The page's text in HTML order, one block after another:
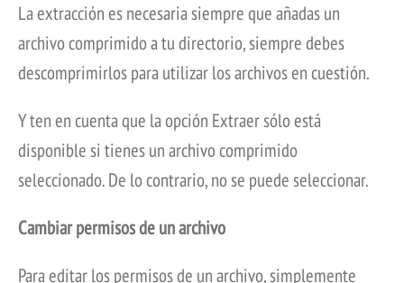
La extracción es necesaria siempre que añadas un
archivo comprimido a tu directorio, siempre debes
descomprimirlos para utilizar los archivos en cuestión.
Y ten en cuenta que la opción Extraer sólo está
disponible si tienes un archivo comprimido
seleccionado. De lo contrario, no se puede seleccionar.
Cambiar permisos de un archivo
Para editar los permisos de un archivo, simplemente